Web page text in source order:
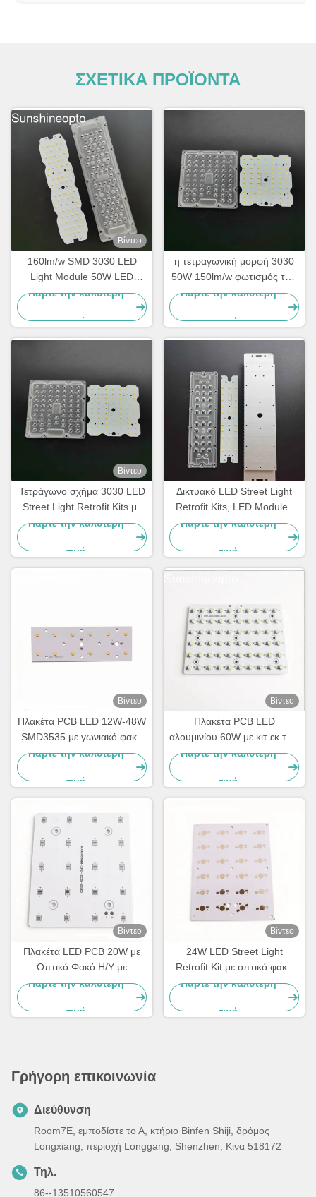
ΣΧΕΤΙΚΑ ΠΡΟΪΟΝΤΑ
Βίντεο
160lm/w SMD 3030 LED
Light Module 50W LED
Street Light Retrofit Kit με
οπτικό φακό υπολογιστή
Πάρτε την καλύτερη
τιμή
η τετραγωνική μορφή 3030
50W 150lm/w φωτισμός των
οδηγήσεων τοποθετεί
όπισθεν τις εξαρτήσεις 64
Leds για τον οδικό λαμπτήρα
Πάρτε την καλύτερη
τιμή
Βίντεο
Τετράγωνο σχήμα 3030 LED
Street Light Retrofit Kits με
150 lm/W για φωτισμό
Πάρτε την καλύτερη
τιμή
Δικτυακό LED Street Light
Retrofit Kits, LED Modules
για το Street Light SKD
Πάρτε την καλύτερη
τιμή
Βίντεο
Πλακέτα PCB LED 12W-48W
SMD3535 με γωνιακό φακό
δέσμης 143×70° για φωτισμό
Πάρτε την καλύτερη
τιμή
Βίντεο
Πλακέτα PCB LED
αλουμινίου 60W με κιτ εκ των
υστέρων προσαρμογής
λαμπτήρων δρόμου LED
οπτικού φακού υπολογιστή
Πάρτε την καλύτερη
τιμή
Βίντεο
Πλακέτα LED PCB 20W με
Οπτικό Φακό Η/Υ με
Φωτιστικό Οδού LED Retrofit
Kit OEM Λύση φωτισμού
δρόμου
Πάρτε την καλύτερη
τιμή
Βίντεο
24W LED Street Light
Retrofit Kit με οπτικό φακό
υπολογιστή 75×135° γωνία
δέσμης για αντικατάσταση
λαμπτήρων HPS
Πάρτε την καλύτερη
τιμή
Γρήγορη επικοινωνία
Διεύθυνση
Room7E, εμποδίστε το Α, κτήριο Binfen Shiji, δρόμος
Longxiang, περιοχή Longgang, Shenzhen, Κίνα 518172
Τηλ.
86--13510560547